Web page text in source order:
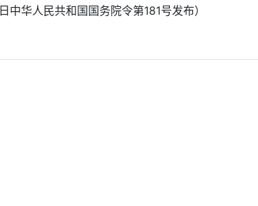
华人民共和国国务院令第181号发布）